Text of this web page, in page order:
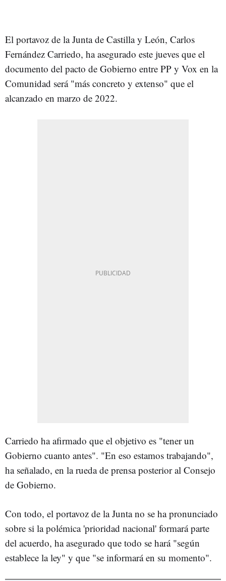
El portavoz de la Junta de Castilla y León, Carlos
Fernández Carriedo, ha asegurado este jueves que el
documento del pacto de Gobierno entre PP y Vox en la
Comunidad será "más concreto y extenso" que el
alcanzado en marzo de 2022.
Carriedo ha afirmado que el objetivo es "tener un
Gobierno cuanto antes". "En eso estamos trabajando",
ha señalado, en la rueda de prensa posterior al Consejo
de Gobierno.
Con todo, el portavoz de la Junta no se ha pronunciado
sobre si la polémica 'prioridad nacional' formará parte
del acuerdo, ha asegurado que todo se hará "según
establece la ley" y que "se informará en su momento".